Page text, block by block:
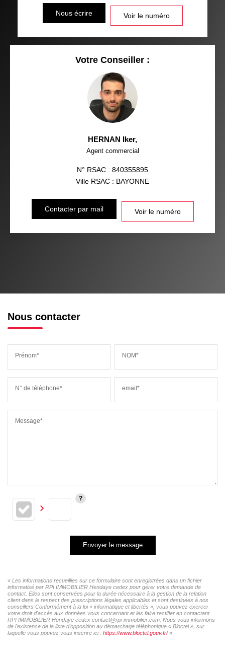
Nous écrire Voir le numéro
Votre Conseiller :
HERNAN Iker,
Agent commercial
N° RSAC : 840355895
Ville RSAC : BAYONNE
Contacter par mail Voir le numéro
Nous contacter
Prénom* NOM*
N° de téléphone* email*
Message*
Envoyer le message
« Les informations recueillies sur ce formulaire sont enregistrées dans un fichier
informatisé par RPI IMMOBILIER Hendaye cedex pour gérer votre demande de
contact. Elles sont conservées pour la durée nécessaire à la gestion de la relation
client dans le respect des prescriptions légales applicables et sont destinées à nos
conseillers Conformément à la loi « informatique et libertés », vous pouvez exercer
votre droit d'accès aux données vous concernant et les faire rectifier en contactant
RPI IMMOBILIER Hendaye cedex contact@rpi-immobilier.com. Nous vous informons
de l'existence de la liste d'opposition au démarchage téléphonique « Bloctel », sur
laquelle vous pouvez vous inscrire ici : https://www.bloctel.gouv.fr/»